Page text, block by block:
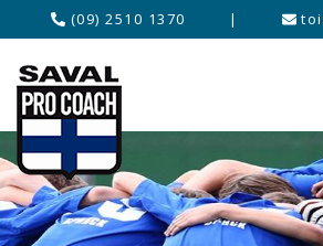
(09) 2510 1370 |